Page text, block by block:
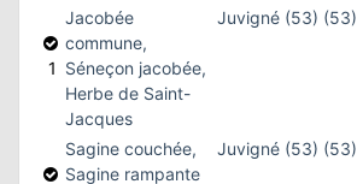
1
Jacobée
commune,
Séneçon jacobée,
Herbe de Saint-
Jacques
Juvigné (53) (53)
Sagine couchée,
Sagine rampante
Juvigné (53) (53)